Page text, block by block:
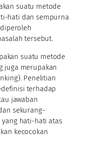
suatu metode
hati dan sempurna
tersebut.
suatu metode
juga merupakan
Penelitian
terhadap
jawaban
sekurang-
hati-hati atas
kecocokan